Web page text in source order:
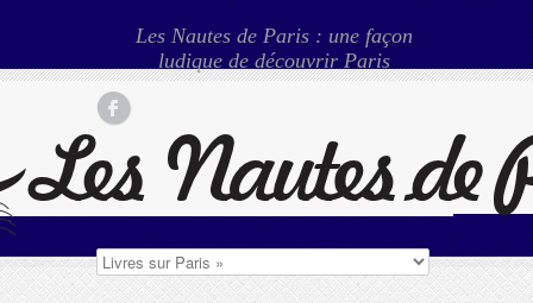
Les Nautes de Paris : une façon
ludique de découvrir Paris